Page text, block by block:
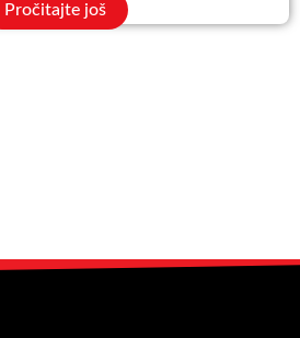
Pročitajte još